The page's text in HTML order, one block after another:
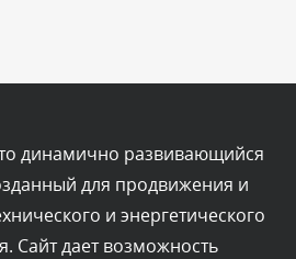
виден после проверки
динамично развивающийся
для продвижения и
и энергетического
Сайт дает возможность